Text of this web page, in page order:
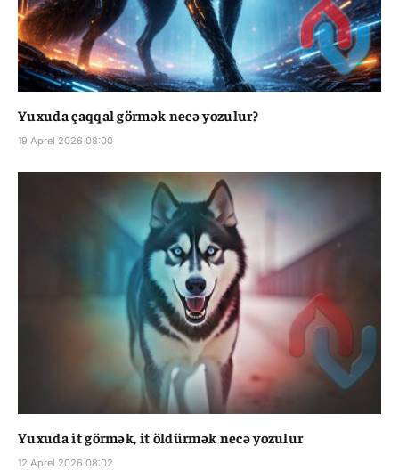
Yuxuda çaqqal görmək necə yozulur?
19 Aprel 2026 08:00
Yuxuda it görmək, it öldürmək necə yozulur
12 Aprel 2026 08:02